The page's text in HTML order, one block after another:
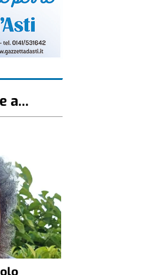
a...